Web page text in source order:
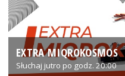
EXTRA MIQROKOSMOS
Słuchaj jutro po godz. 20:00